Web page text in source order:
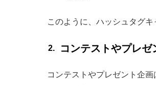
このように、ハッシュタグ
コンテストやプレゼ
コンテストやプレゼント企